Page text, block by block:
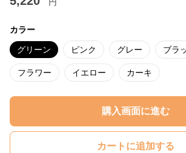
カラー
グリーン ピンク グレー ブラ
フラワー イエロー カーキ
購入画面に進む
カートに追加する